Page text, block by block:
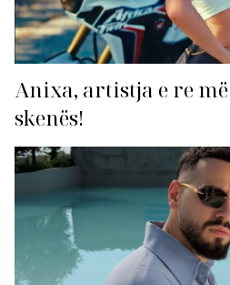
Anixa, artistja e re
skenës!